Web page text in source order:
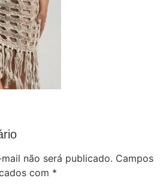
não será publicado. Campos
com *